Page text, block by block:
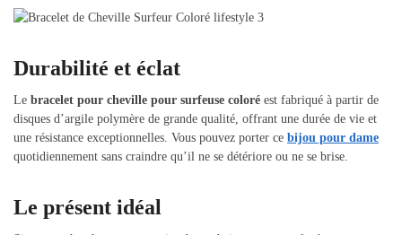
Durabilité et éclat
Le bracelet pour cheville pour surfeuse coloré est fabriqué à partir de
disques d’argile polymère de grande qualité, offrant une durée de vie et
une résistance exceptionnelles. Vous pouvez porter ce bijou pour dame
quotidiennement sans craindre qu’il ne se détériore ou ne se brise.
Le présent idéal